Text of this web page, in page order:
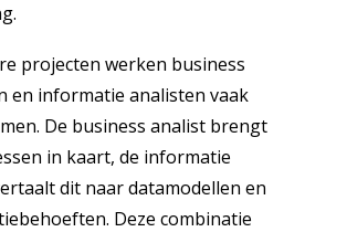
projecten werken business
en informatie analisten vaak
De business analist brengt
in kaart, de informatie
dit naar datamodellen en
Deze combinatie